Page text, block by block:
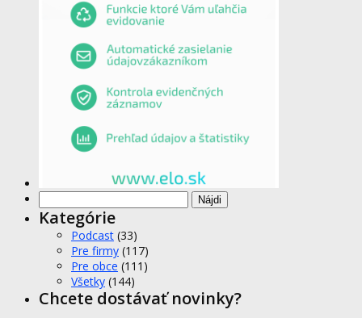
Kategórie
Podcast (33)
Pre firmy (117)
Pre obce (111)
Všetky (144)
Chcete dostávať novinky?